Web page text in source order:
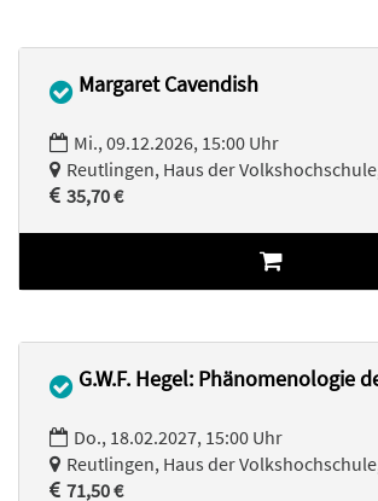
Margaret Cavendish
Mi., 09.12.2026, 15:00 Uhr
Reutlingen, Haus der
35,70 €
G.W.F. Hegel: Phänomenologie
Do., 18.02.2027, 15:00 Uhr
Reutlingen, Haus der
71,50 €